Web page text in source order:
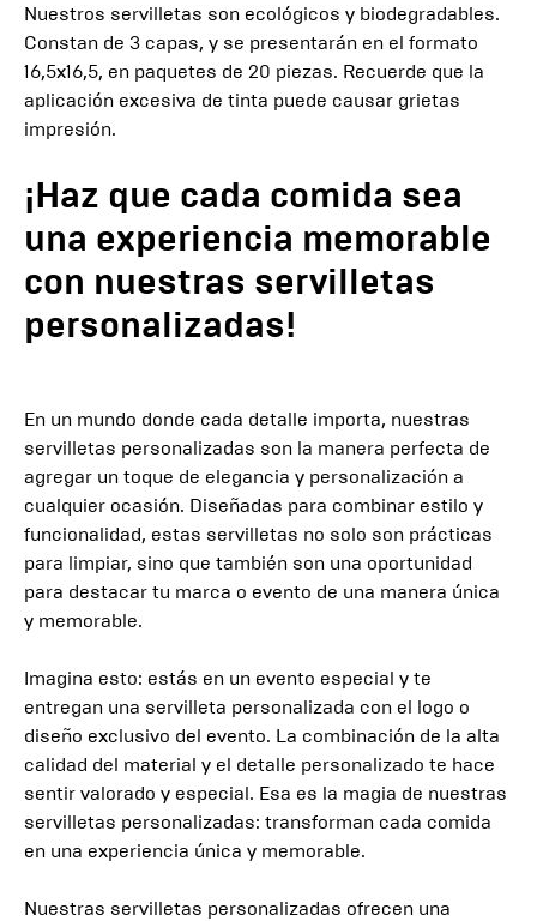
Nuestros servilletas son ecológicos y biodegradables.
Constan de 3 capas, y se presentarán en el formato
16,5x16,5, en paquetes de 20 piezas. Recuerde que la
aplicación excesiva de tinta puede causar grietas
impresión.
¡Haz que cada comida sea
una experiencia memorable
con nuestras servilletas
personalizadas!
En un mundo donde cada detalle importa, nuestras
servilletas personalizadas son la manera perfecta de
agregar un toque de elegancia y personalización a
cualquier ocasión. Diseñadas para combinar estilo y
funcionalidad, estas servilletas no solo son prácticas
para limpiar, sino que también son una oportunidad
para destacar tu marca o evento de una manera única
y memorable.
Imagina esto: estás en un evento especial y te
entregan una servilleta personalizada con el logo o
diseño exclusivo del evento. La combinación de la alta
calidad del material y el detalle personalizado te hace
sentir valorado y especial. Esa es la magia de nuestras
servilletas personalizadas: transforman cada comida
en una experiencia única y memorable.
Nuestras servilletas personalizadas ofrecen una